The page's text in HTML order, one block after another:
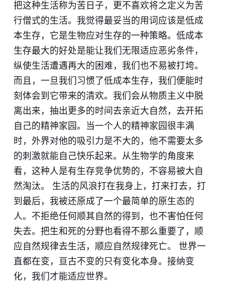
把这种生活称为苦日子，更不喜欢将之定义为苦
行僧式的生活。我觉得最妥当的用词应该是低成
本生存，它是生物应对生存的一种策略。低成本
生存最大的好处是能让我们无限适应恶劣条件，
纵使生活遭遇再大的困难，我们也不易被打垮。
而且，一旦我们习惯了低成本生存，我们便能时
刻体会到它带来的清欢。我们会从物质主义中脱
离出来，抽出更多的时间去亲近大自然，去开拓
自己的精神家园。当一个人的精神家园很丰满
时，外界对他的吸引力是不大的，他不需要太多
的刺激就能自己快乐起来。从生物学的角度来
看，这种人是有生存竞争优势的，不容易被大自
然淘汰。 生活的风浪打在我身上，打来打去，打
到最后，我被还原成了一个最简单的原生态的
人。不拒绝任何顺其自然的得到，也不害怕任何
失去。把生和死的分野也看得不那么重要了，顺
应自然规律去生活，顺应自然规律死亡。 世界一
直都在变，亘古不变的只有变化本身。接纳变
化，我们才能适应世界。